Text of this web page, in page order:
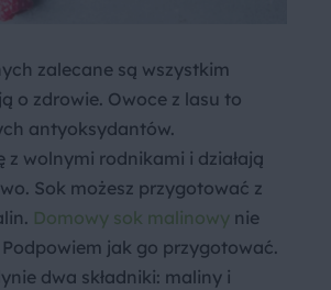
zalecane są wszystkim
o zdrowie. Owoce z lasu to
antyoksydantów.
z wolnymi rodnikami i działają
Sok możesz przygotować z
Domowy sok malinowy nie
jak go przygotować.
dwa składniki: maliny i